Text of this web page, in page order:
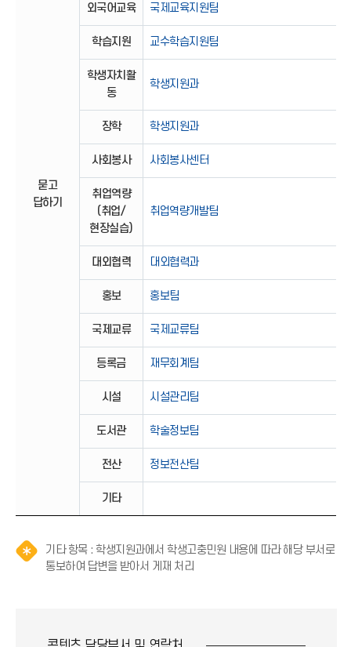
묻고
답하기
외국어교육 국제교육지원팀
학습지원 교수학습지원팀
학생자치활
동
학생지원과
장학 학생지원과
사회봉사 사회봉사센터
취업역량
(취업/
현장실습)
취업역량개발팀
대외협력 대외협력과
홍보 홍보팀
국제교류 국제교류팀
등록금 재무회계팀
시설 시설관리팀
도서관 학술정보팀
전산 정보전산팀
기타
기타 항목 : 학생지원과에서 학생고충민원 내용에 따라 해당 부서로
통보하여 답변을 받아서 게재 처리